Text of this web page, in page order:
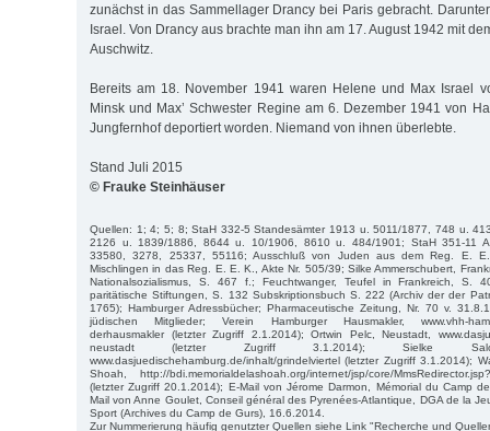
zunächst in das Sammellager Drancy bei Paris gebracht.
Israel. Von Drancy aus brachte man ihn am 17. August 1942 mit
Auschwitz.
Bereits am 18. November 1941 waren Helene und Max Israel
Minsk und Max’ Schwester Regine am 6. Dezember 1941 von
Jungfernhof deportiert worden. Niemand von ihnen überlebte.
Stand Juli 2015
© Frauke Steinhäuser
Quellen: 1; 4; 5; 8; StaH 332-5 Standesämter 1913 u. 5011/1877, 748 u.
2126 u. 1839/1886, 8644 u. 10/1906, 8610 u. 484/1901; StaH 351-11
33580, 3278, 25337, 55116; Ausschluß von Juden aus dem Reg. E.
Mischlingen in das Reg. E. E. K., Akte Nr. 505/39; Silke Ammerschubert,
Nationalsozialismus, S. 467 f.; Feuchtwanger, Teufel in Frankreich, S.
paritätische Stiftungen, S. 132 Subskriptionsbuch S. 222 (Archiv der der
1765); Hamburger Adressbücher; Pharmaceutische Zeitung, Nr. 70 v.
jüdischen Mitglieder; Verein Hamburger Hausmakler, www.vhh-
derhausmakler (letzter Zugriff 2.1.2014); Ortwin Pelc, Neustadt,
neustadt (letzter Zugriff 3.1.2014); Sielke
www.dasjuedischehamburg.de/inhalt/grindelviertel (letzter Zugriff 3.1.2014);
Shoah, http://bdi.memorialdelashoah.org/internet/jsp/core/
(letzter Zugriff 20.1.2014); E-Mail von Jérome Darmon, Mémorial du Camp
Mail von Anne Goulet, Conseil général des Pyrenées-Atlantique, DGA de la
Sport (Archives du Camp de Gurs), 16.6.2014.
Zur Nummerierung häufig genutzter Quellen siehe Link "Recherche und